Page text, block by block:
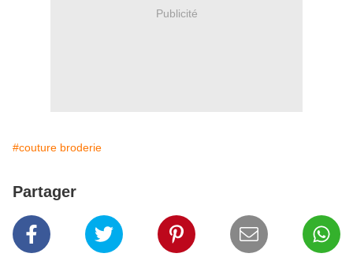
Publicité
#couture broderie
Partager